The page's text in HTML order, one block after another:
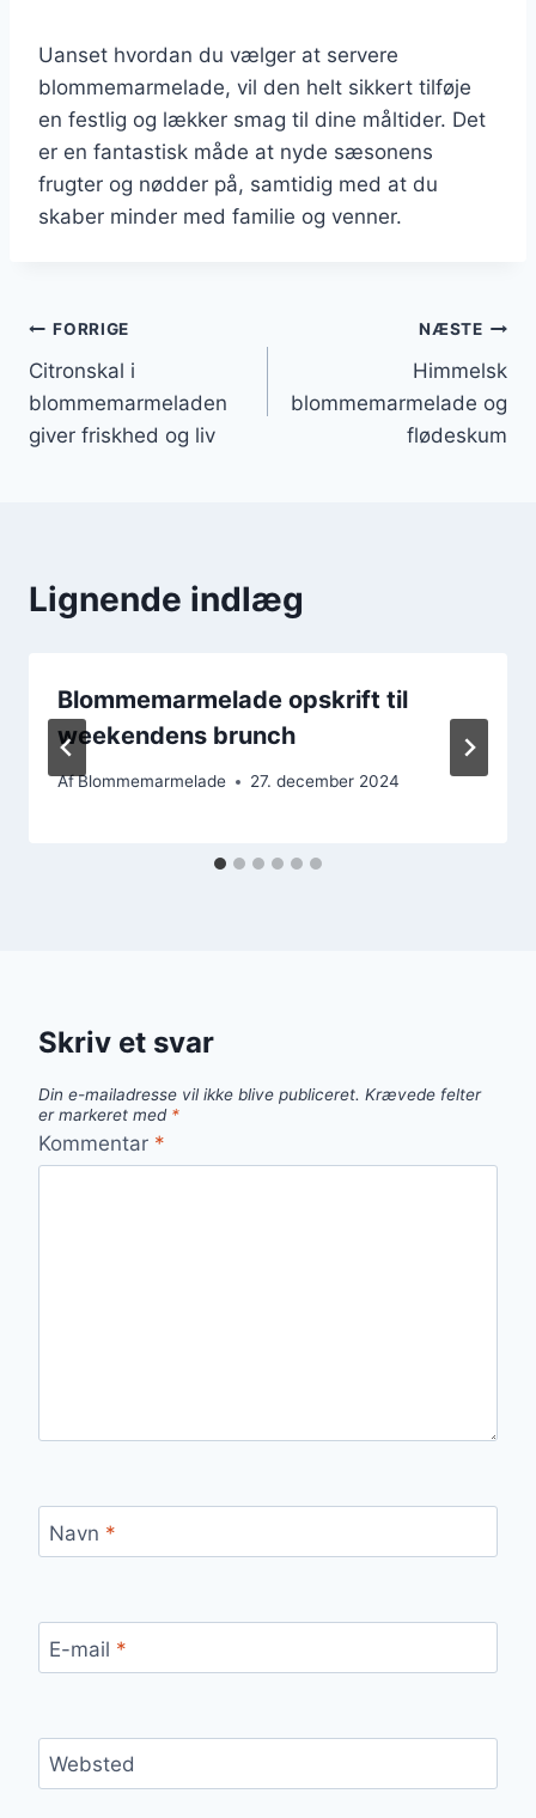
Uanset hvordan du vælger at servere
blommemarmelade, vil den helt sikkert tilføje
en festlig og lækker smag til dine måltider. Det
er en fantastisk måde at nyde sæsonens
frugter og nødder på, samtidig med at du
skaber minder med familie og venner.
Indlægsnavigation
FORRIGE
Citronskal i
blommemarmeladen
giver friskhed og liv
NÆSTE
Himmelsk
blommemarmelade og
flødeskum
Lignende indlæg
Blommemarmelade opskrift til
weekendens brunch
AfBlommemarmelade 27. december 2024
Skriv et svar
Din e-mailadresse vil ikke blive publiceret. Krævede felter
er markeret med *
Kommentar *
Navn *
E-mail *
Websted